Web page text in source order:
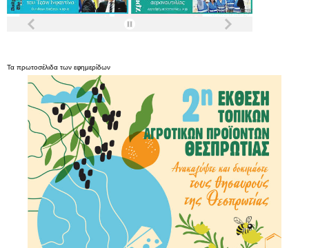
Τα πρωτοσέλιδα των εφημερίδων